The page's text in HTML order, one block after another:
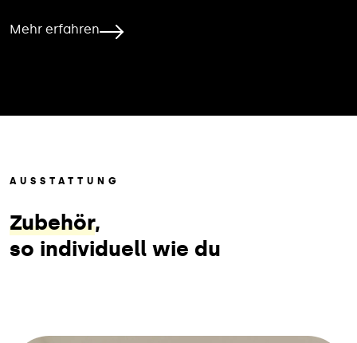
Mehr erfahren
AUSSTATTUNG
Zubehör,
so individuell wie du